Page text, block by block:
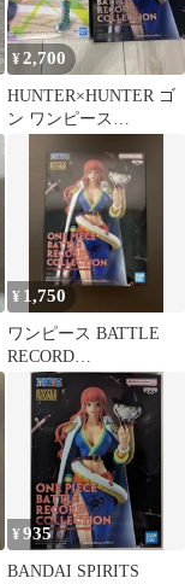
¥2,700
HUNTER×HUNTER ゴ
ン ワンピース
¥ 1,750
ワンピース BATTLE
RECORD
COLLECTION
GLORIOSA
¥935
BANDAI SPIRITS